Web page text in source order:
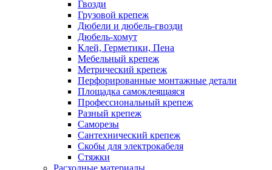
Гвозди
Грузовой крепеж
Дюбели и дюбель-гвозди
Дюбель-хомут
Клей, Герметики, Пена
Мебельный крепеж
Метрический крепеж
Перфорированные монтажные детали
Площадка самоклеящаяся
Профессиональный крепеж
Разный крепеж
Саморезы
Сантехнический крепеж
Скобы для электрокабеля
Стяжки
Расходные материалы